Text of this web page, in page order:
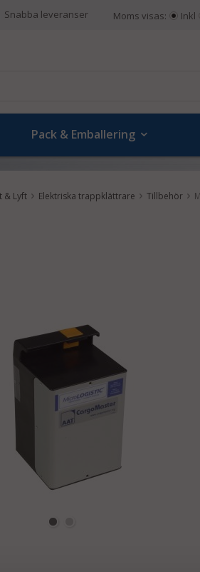
Snabba leveranser Moms visas: Inkl
Pack & Emballering
& Lyft Elektriska trappklättrare Tillbehör